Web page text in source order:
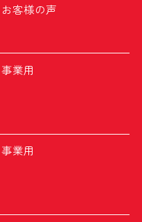
お客様の声
事業用
事業用